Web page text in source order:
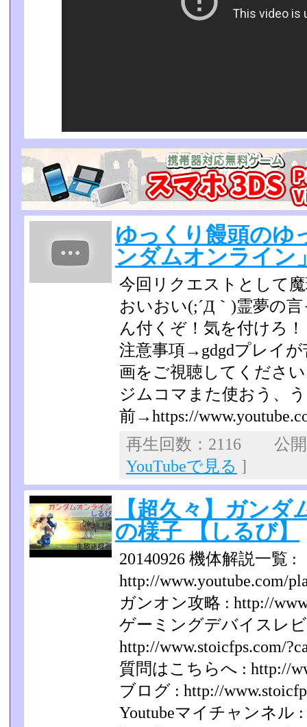
ゆっくり饅頭のゆ
ンダムオンライン
今回リクエストとして
おいおい(;´Д｀)霊夢の
ん付くぞ！気を付けろ！
注意事項→gdgdプレイ
画をご視聴してくださ
ジムコマまた使おう、
前→https://
再生回数：2116 公
YouTubeで見る ]
【超久々】ガン
の様子 【しるび】
20140926 機体解説一覧 :
http://www.youtube.com/
ガンオン攻略 : http://
ゲーミングデバイスレ
http://www.stoicfps.com/
質問はこちらへ : http://
ブログ : http://
Youtubeマイチャンネル :